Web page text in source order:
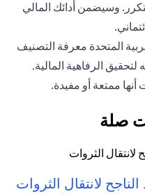
وسيضمن أدائك المالي
المتحدة معرفة التصنيف
الرفاهية المالية.
ممتعة أو مفيدة.
صلة
لانتقال الثروات